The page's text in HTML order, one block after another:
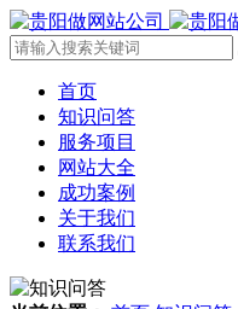
首页
知识问答
服务项目
网站大全
成功案例
关于我们
联系我们